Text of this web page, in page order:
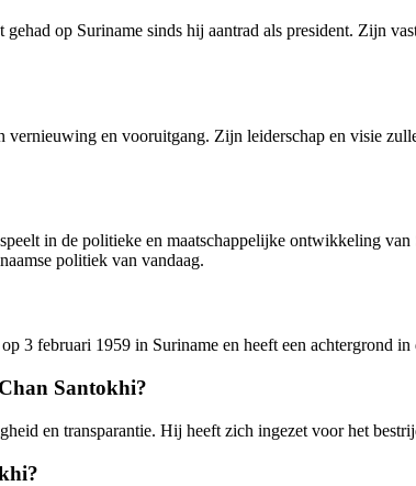
op Suriname sinds hij aantrad als president. Zijn
en vooruitgang. Zijn leiderschap en visie
in de politieke en maatschappelijke ontwikkeling
politiek van vandaag.
3 februari 1959 in Suriname en heeft een achtergrond
Santokhi?
en transparantie. Hij heeft zich ingezet voor het